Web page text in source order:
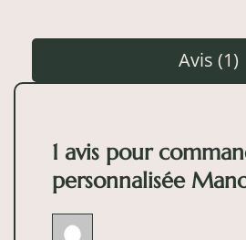
Avis (1)
1 avis pour
personnalisée